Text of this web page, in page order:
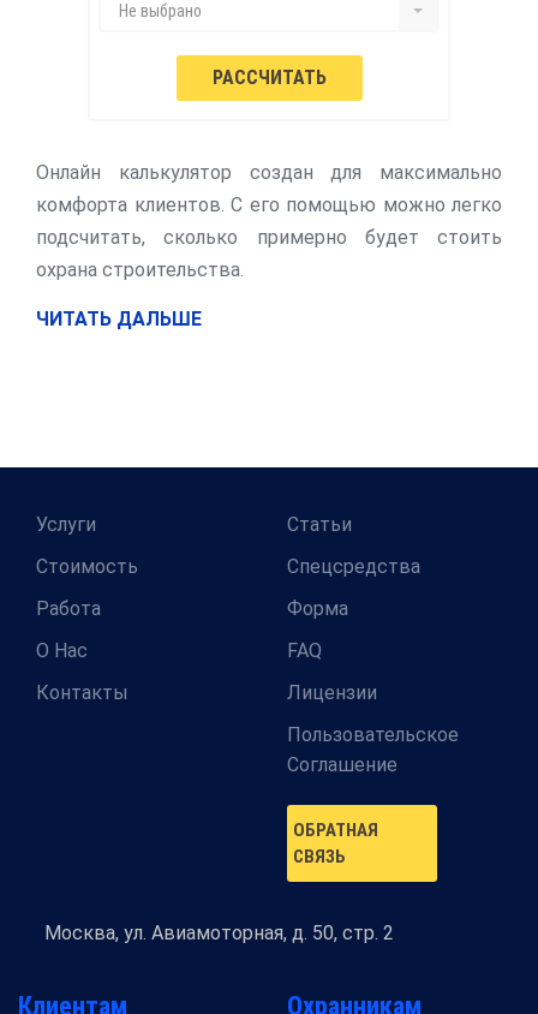
Не выбрано
Онлайн калькулятор создан для максимально
комфорта клиентов. С его помощью можно легко
подсчитать, сколько примерно будет стоить
охрана строительства.
ЧИТАТЬ ДАЛЬШЕ
Услуги
Стоимость
Работа
О Нас
Контакты
Статьи
Спецсредства
Форма
FAQ
Лицензии
Пользовательское
Соглашение
ОБРАТНАЯ
СВЯЗЬ
Москва, ул. Авиамоторная, д. 50, стр. 2
Клиентам Охранникам